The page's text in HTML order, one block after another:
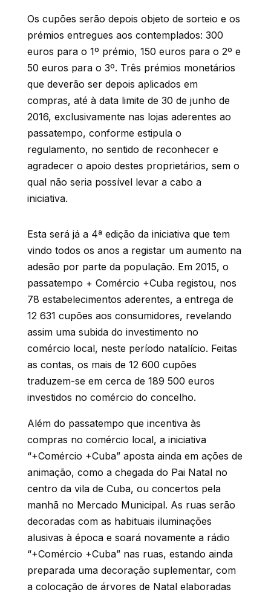
Os cupões serão depois objeto de sorteio e os
prémios entregues aos contemplados: 300
euros para o 1º prémio, 150 euros para o 2º e
50 euros para o 3º. Três prémios monetários
que deverão ser depois aplicados em
compras, até à data limite de 30 de junho de
2016, exclusivamente nas lojas aderentes ao
passatempo, conforme estipula o
regulamento, no sentido de reconhecer e
agradecer o apoio destes proprietários, sem o
qual não seria possível levar a cabo a
iniciativa.
Esta será já a 4ª edição da iniciativa que tem
vindo todos os anos a registar um aumento na
adesão por parte da população. Em 2015, o
passatempo + Comércio +Cuba registou, nos
78 estabelecimentos aderentes, a entrega de
12 631 cupões aos consumidores, revelando
assim uma subida do investimento no
comércio local, neste período natalício. Feitas
as contas, os mais de 12 600 cupões
traduzem-se em cerca de 189 500 euros
investidos no comércio do concelho.
Além do passatempo que incentiva às
compras no comércio local, a iniciativa
“+Comércio +Cuba” aposta ainda em ações de
animação, como a chegada do Pai Natal no
centro da vila de Cuba, ou concertos pela
manhã no Mercado Municipal. As ruas serão
decoradas com as habituais iluminações
alusivas à época e soará novamente a rádio
“+Comércio +Cuba” nas ruas, estando ainda
preparada uma decoração suplementar, com
a colocação de árvores de Natal elaboradas